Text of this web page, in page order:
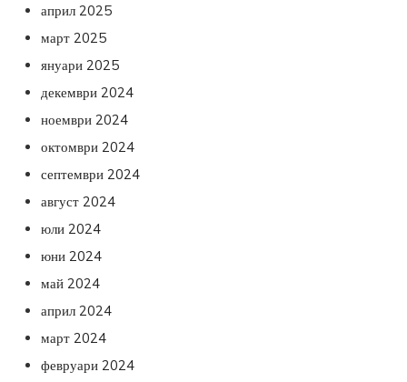
април 2025
март 2025
януари 2025
декември 2024
ноември 2024
октомври 2024
септември 2024
август 2024
юли 2024
юни 2024
май 2024
април 2024
март 2024
февруари 2024